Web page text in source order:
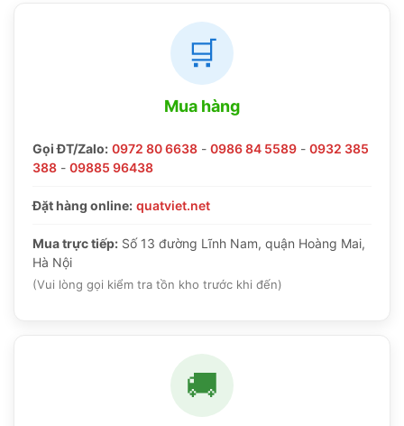
🛒
Mua hàng
Gọi ĐT/Zalo: 0972 80 6638 - 0986 84 5589 - 0932 385
388 - 09885 96438
Đặt hàng online: quatviet.net
Mua trực tiếp: Số 13 đường Lĩnh Nam, quận Hoàng Mai,
Hà Nội
(Vui lòng gọi kiểm tra tồn kho trước khi đến)
🚚